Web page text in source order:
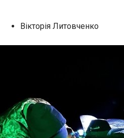
Вікторія Литовченко